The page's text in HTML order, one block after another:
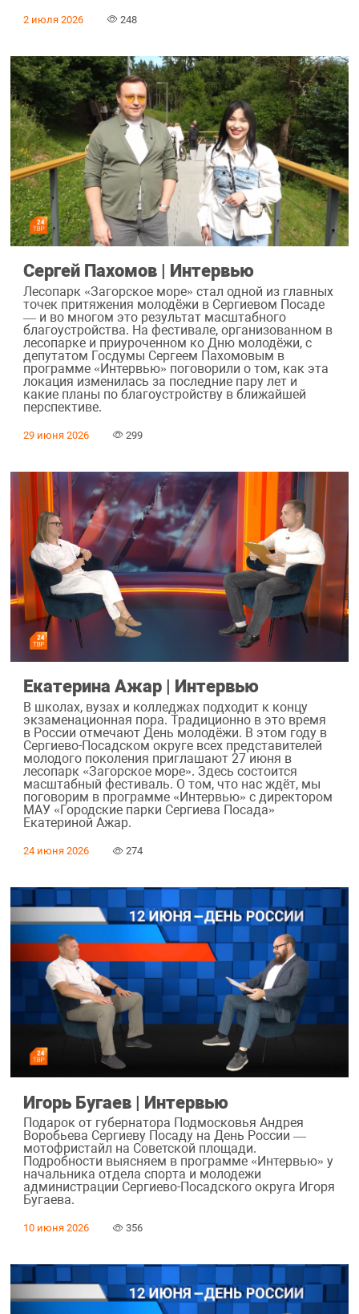
2 июля 2026 248
Сергей Пахомов | Интервью
Лесопарк «Загорское море» стал одной из главных
точек притяжения молодёжи в Сергиевом Посаде
— и во многом это результат масштабного
благоустройства. На фестивале, организованном в
лесопарке и приуроченном ко Дню молодёжи, с
депутатом Госдумы Сергеем Пахомовым в
программе «Интервью» поговорили о том, как эта
локация изменилась за последние пару лет и
какие планы по благоустройству в ближайшей
перспективе.
29 июня 2026 299
Екатерина Ажар | Интервью
В школах, вузах и колледжах подходит к концу
экзаменационная пора. Традиционно в это время
в России отмечают День молодёжи. В этом году в
Сергиево-Посадском округе всех представителей
молодого поколения приглашают 27 июня в
лесопарк «Загорское море». Здесь состоится
масштабный фестиваль. О том, что нас ждёт, мы
поговорим в программе «Интервью» с директором
МАУ «Городские парки Сергиева Посада»
Екатериной Ажар.
24 июня 2026 274
Игорь Бугаев | Интервью
Подарок от губернатора Подмосковья Андрея
Воробьева Сергиеву Посаду на День России —
мотофристайл на Советской площади.
Подробности выясняем в программе «Интервью» у
начальника отдела спорта и молодежи
администрации Сергиево-Посадского округа Игоря
Бугаева.
10 июня 2026 356